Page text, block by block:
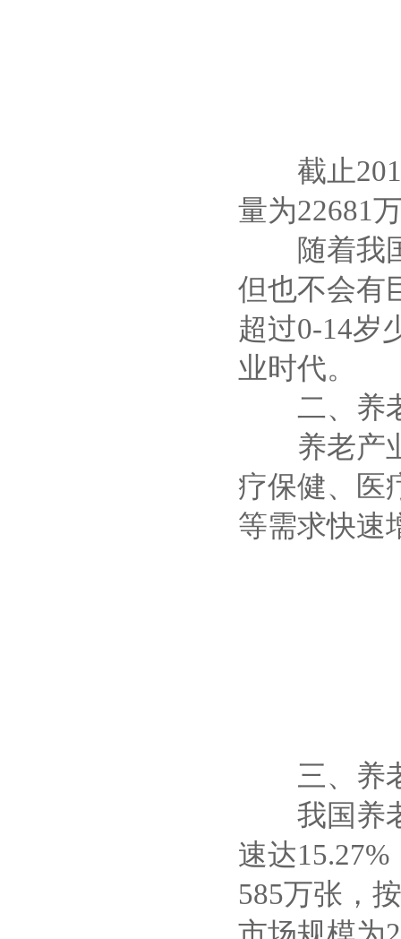
截止2015
量为22681
随着我国
但也不会有
超过0-14岁
业时代。
二、养
养老产业
疗保健、医
等需求快速
三、养老
我国养老
速达
585万张，